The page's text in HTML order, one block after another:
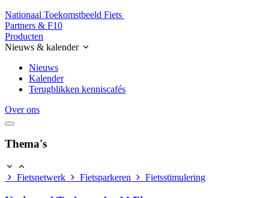
Nationaal Toekomstbeeld Fiets
Partners & F10
Producten
Nieuws & kalender
Nieuws
Kalender
Terugblikken kenniscafés
Over ons
Thema's
Fietsnetwerk Fietsparkeren Fietsstimulering